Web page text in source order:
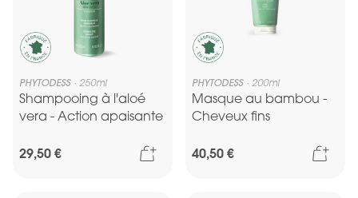
PHYTODESS 250ml
Shampooing à l'aloé
vera - Action apaisante
29,50 € Ajouter au panier
PHYTODESS 200ml
Masque au bambou -
Cheveux fins
40,50 €